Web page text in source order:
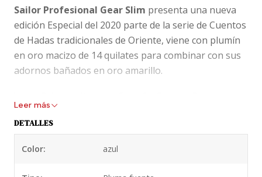
Sailor Profesional Gear Slim presenta una nueva
edición Especial del 2020 parte de la serie de Cuentos
de Hadas tradicionales de Oriente, viene con plumín
en oro macizo de 14 quilates para combinar con sus
adornos bañados en oro amarillo.
Palace Son las 4 Leyendas que representa cada color.
Azul Marino, Rojo Crimson, Celeste y Verde
Leer más
DETALLES
Color: azul